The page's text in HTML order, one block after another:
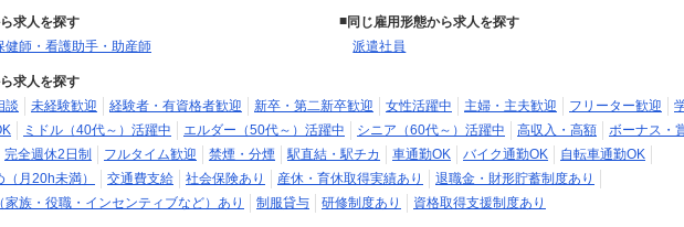
求人を探す
健師・看護助手・助産師
同じ雇用形態から求人を探す
派遣社員
求人を探す
談
未経験歓迎 経験者・有資格者歓迎 新卒・第二新卒歓迎 女性活躍中 主婦・主夫歓迎 フリーター歓迎
ミドル（40代～）活躍中 エルダー（50代～）活躍中 シニア（60代～）活躍中 高収入・高額
ボーナス・
完全週休2日制 フルタイム歓迎 禁煙・分煙 駅直結・駅チカ 車通勤OK バイク通勤OK
自転車通勤OK
月20h未満）
交通費支給 社会保険あり 産休・育休取得実績あり
退職金・財形貯蓄制度あり
家族・役職・インセンティブなど）あり
制服貸与 研修制度あり 資格取得支援制度あり